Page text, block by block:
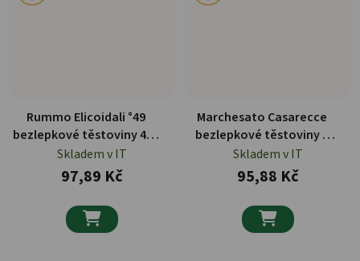
Rummo Elicoidali °49
bezlepkové těstoviny 400
g
Skladem v IT
97,89 Kč

Marchesato Casarecce
bezlepkové těstoviny z
konopí 250 g
Skladem v IT
95,88 Kč
